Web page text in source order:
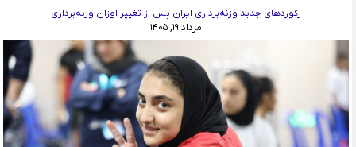
رکوردهای جدید وزنه‌برداری ایران پس از تغییر اوزان وزنه‌برداری
مرداد ۱۹, ۱۴۰۵